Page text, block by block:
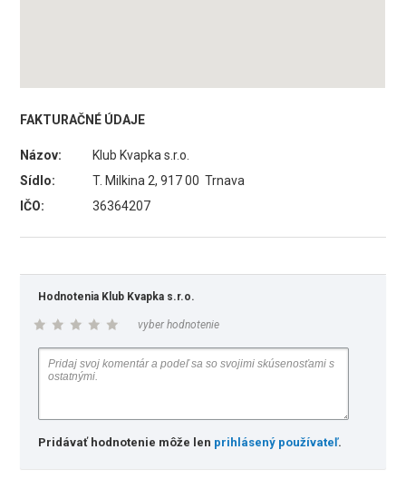
FAKTURAČNÉ ÚDAJE
Názov:
Klub Kvapka s.r.o.
Sídlo:
T. Milkina 2, 917 00 Trnava
IČO:
36364207
Hodnotenia Klub Kvapka s.r.o.
vyber hodnotenie
Pridávať hodnotenie môže len prihlásený používateľ.